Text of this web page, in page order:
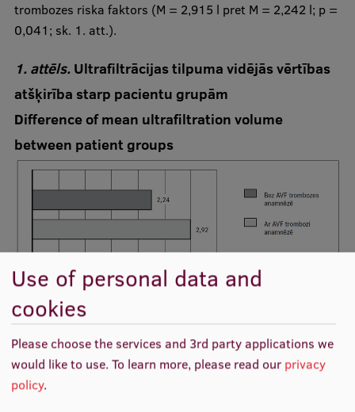
trombozes riska faktors (M = 2,915 l pret M = 2,242 l; p =
0,041; sk. 1. att.).
1. attēls.Ultrafiltrācijas tilpuma vidējās vērtības
atšķirība starp pacientu grupām
Difference of mean ultrafiltration volume
between patient groups
Zemāks pēcdialīzes sistoliskais asinsspiediens bija
raksturīgs pacientu grupai ar AVF trombozi anamnēzē (M
= 112 pret M = 134 mm Hg; p = 0,037). Izmaiņas
pirmsdialīzes asinsspiedienā un pēcdialīzes diastoliskajā
Use of personal data and
cookies
Please choose the services and 3rd party applications we
would like to use.To learn more, please read our privacy
policy.